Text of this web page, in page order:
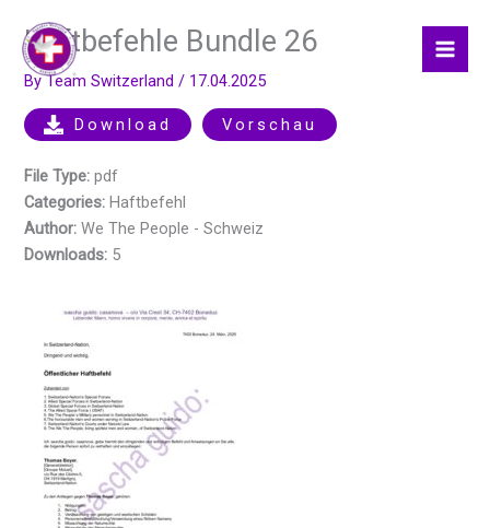
content
Haftbefehle Bundle 26
ByTeam Switzerland/ 17.04.2025
Download Vorschau
File Type:pdf
Categories:Haftbefehl
Author:We The People - Schweiz
Downloads: 5